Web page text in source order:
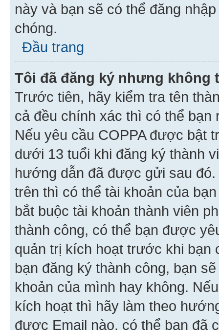
này và bạn sẽ có thể đăng
chóng.
Đầu trang
Tôi đã đăng ký nhưng không
Trước tiên, hãy kiểm tra tên
cả đều chính xác thì có thể
Nếu yêu cầu COPPA được bật
dưới 13 tuổi khi đăng ký thành
hướng dẫn đã được gửi sau
trên thì có thể tài khoản của
bắt buộc tài khoản thành viên
thành công, có thể bạn được
quản trị kích hoạt trước khi bạn
bạn đăng ký thành công, bạn
khoản của mình hay không.
kích hoạt thì hãy làm theo
được Email nào, có thể bạn đã